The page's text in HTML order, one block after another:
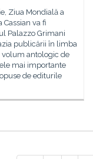
Ziua Mondială a
Cassian va fi
Palazzo Grimani
publicării în limba
antologic de
mai importante
de editurile